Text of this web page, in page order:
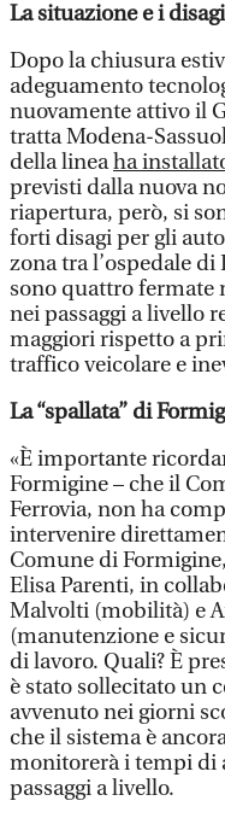
La situazione e i disagi
Dopo la chiusura
adeguamento
nuovamente attivo il
tratta Modena-
della lineaha
previsti dalla nuova
riapertura, però, si
forti disagi per gli
zona tra l’ospedale di
sono quattro fermate
nei passaggi a livello
maggiori rispetto a
traffico veicolare e
La “spallata” di
«È importante
Formigine – che il
Ferrovia, non ha
intervenire
Comune di
Elisa Parenti, in
Malvolti (mobilità) e
(manutenzione e
di lavoro. Quali? È
è stato sollecitato un
avvenuto nei giorni
che il sistema è
monitorerà i tempi di
passaggi a livello.